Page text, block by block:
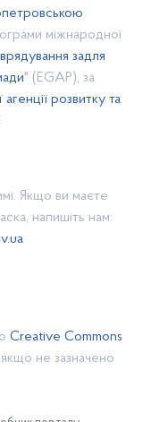
2019 рік
2021
міжнародної
задля
" (EGAP), за
розвитку та
Якщо ви маєте
напишіть нам:
Creative Commons
якщо не зазначено